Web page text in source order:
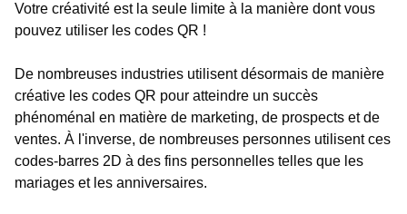
Votre créativité est la seule limite à la manière dont vous
pouvez utiliser les codes QR !
De nombreuses industries utilisent désormais de manière
créative les codes QR pour atteindre un succès
phénoménal en matière de marketing, de prospects et de
ventes. À l'inverse, de nombreuses personnes utilisent ces
codes-barres 2D à des fins personnelles telles que les
mariages et les anniversaires.